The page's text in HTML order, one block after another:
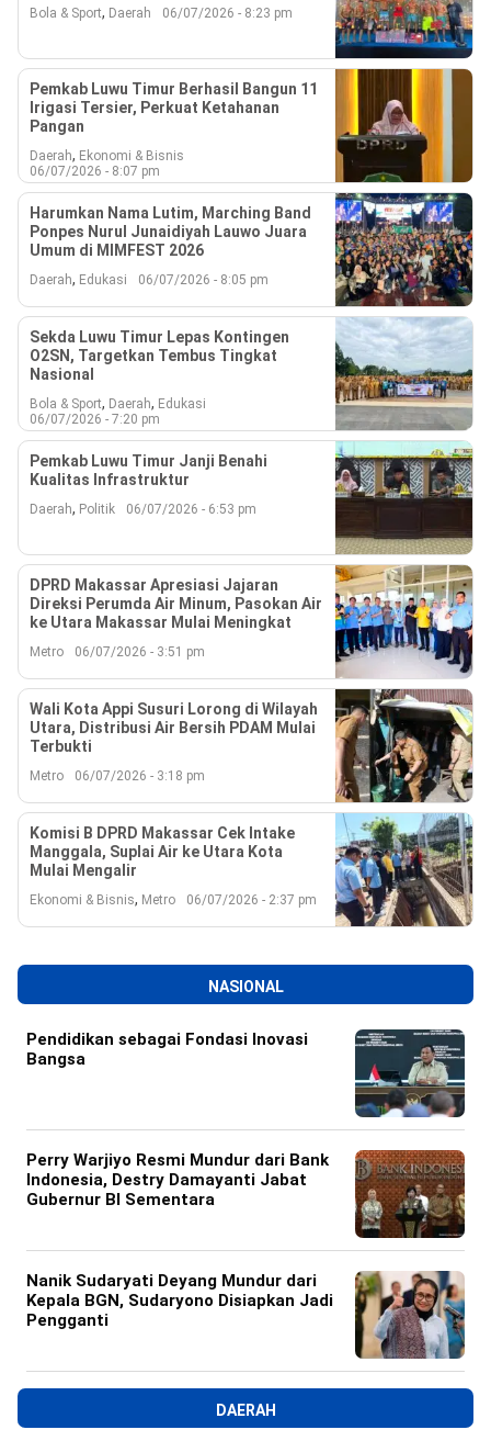
Bola & Sport, Daerah 06/07/2026 - 8:23 pm
Pemkab Luwu Timur Berhasil Bangun 11
Irigasi Tersier, Perkuat Ketahanan
Pangan
Daerah, Ekonomi & Bisnis
06/07/2026 - 8:07 pm
‎Harumkan Nama Lutim, Marching Band
Ponpes Nurul Junaidiyah Lauwo Juara
Umum di MIMFEST 2026
Daerah, Edukasi 06/07/2026 - 8:05 pm
Sekda Luwu Timur Lepas Kontingen
O2SN, Targetkan Tembus Tingkat
Nasional
Bola & Sport, Daerah, Edukasi
06/07/2026 - 7:20 pm
Pemkab Luwu Timur Janji Benahi
Kualitas Infrastruktur
Daerah, Politik 06/07/2026 - 6:53 pm
DPRD Makassar Apresiasi Jajaran
Direksi Perumda Air Minum, Pasokan Air
ke Utara Makassar Mulai Meningkat
Metro 06/07/2026 - 3:51 pm
Wali Kota Appi Susuri Lorong di Wilayah
Utara, Distribusi Air Bersih PDAM Mulai
Terbukti
Metro 06/07/2026 - 3:18 pm
Komisi B DPRD Makassar Cek Intake
Manggala, Suplai Air ke Utara Kota
Mulai Mengalir
Ekonomi & Bisnis, Metro 06/07/2026 - 2:37 pm
NASIONAL
Pendidikan sebagai Fondasi Inovasi
Bangsa
Perry Warjiyo Resmi Mundur dari Bank
Indonesia, Destry Damayanti Jabat
Gubernur BI Sementara
Nanik Sudaryati Deyang Mundur dari
Kepala BGN, Sudaryono Disiapkan Jadi
Pengganti
DAERAH